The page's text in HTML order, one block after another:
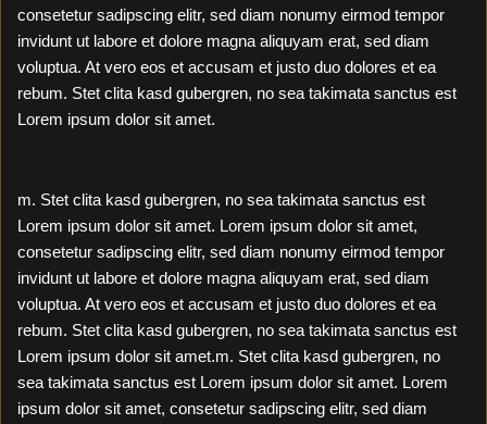
consetetur sadipscing elitr, sed diam nonumy eirmod tempor
invidunt ut labore et dolore magna aliquyam erat, sed diam
voluptua. At vero eos et accusam et justo duo dolores et ea
rebum. Stet clita kasd gubergren, no sea takimata sanctus est
Lorem ipsum dolor sit amet.
m. Stet clita kasd gubergren, no sea takimata sanctus est
Lorem ipsum dolor sit amet. Lorem ipsum dolor sit amet,
consetetur sadipscing elitr, sed diam nonumy eirmod tempor
invidunt ut labore et dolore magna aliquyam erat, sed diam
voluptua. At vero eos et accusam et justo duo dolores et ea
rebum. Stet clita kasd gubergren, no sea takimata sanctus est
Lorem ipsum dolor sit amet.m. Stet clita kasd gubergren, no
sea takimata sanctus est Lorem ipsum dolor sit amet. Lorem
ipsum dolor sit amet, consetetur sadipscing elitr, sed diam